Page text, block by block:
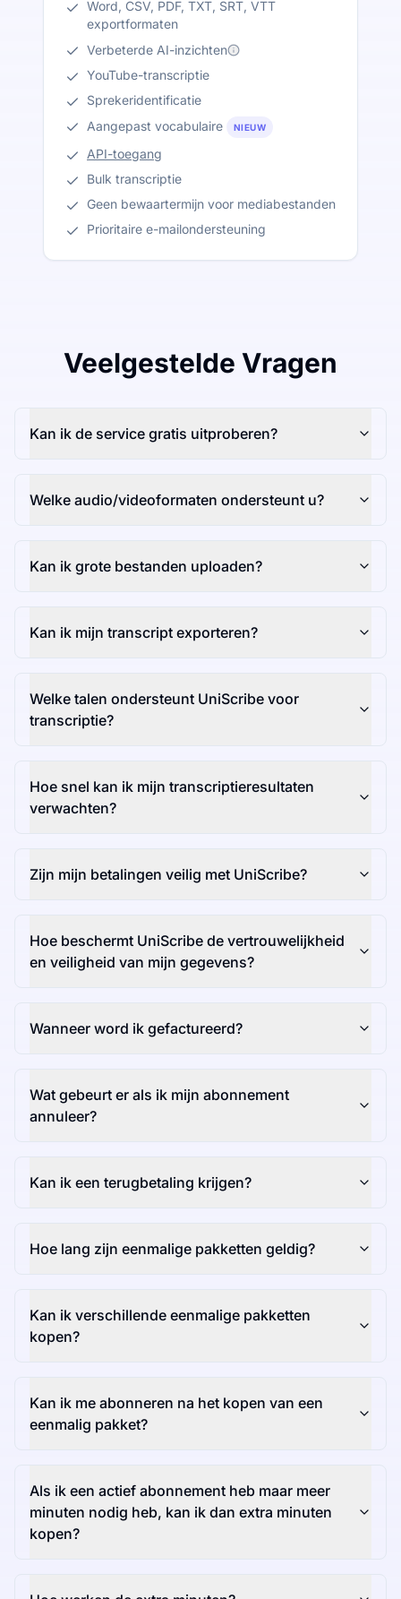
Word, CSV, PDF, TXT, SRT, VTT
exportformaten
Verbeterde AI-inzichten
YouTube-transcriptie
Sprekeridentificatie
Aangepast vocabulaire
NIEUW
API-toegang
Bulk transcriptie
Geen bewaartermijn voor mediabestanden
Prioritaire e-mailondersteuning
Veelgestelde Vragen
Kan ik de service gratis uitproberen?
Welke audio/videoformaten ondersteunt u?
Kan ik grote bestanden uploaden?
Kan ik mijn transcript exporteren?
Welke talen ondersteunt UniScribe voor
transcriptie?
Hoe snel kan ik mijn transcriptieresultaten
verwachten?
Zijn mijn betalingen veilig met UniScribe?
Hoe beschermt UniScribe de vertrouwelijkheid
en veiligheid van mijn gegevens?
Wanneer word ik gefactureerd?
Wat gebeurt er als ik mijn abonnement
annuleer?
Kan ik een terugbetaling krijgen?
Hoe lang zijn eenmalige pakketten geldig?
Kan ik verschillende eenmalige pakketten
kopen?
Kan ik me abonneren na het kopen van een
eenmalig pakket?
Als ik een actief abonnement heb maar meer
minuten nodig heb, kan ik dan extra minuten
kopen?